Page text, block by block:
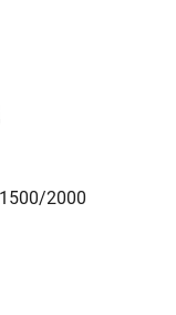
2000